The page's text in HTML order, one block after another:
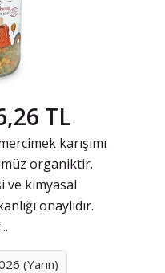
TL
karışımı
organiktir.
ve kimyasal
onaylıdır.
(Yarın)